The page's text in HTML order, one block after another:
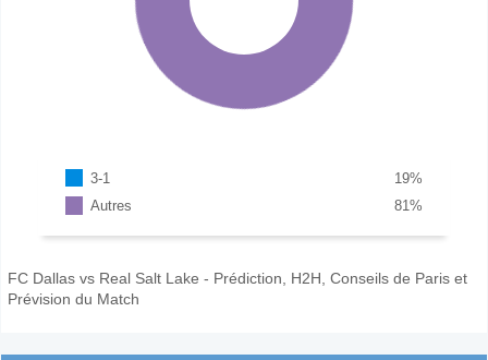
3-1 %
19
Autres
%
81
FC Dallas vs Real Salt Lake - Prédiction, H2H, Conseils de Paris et
Prévision du Match